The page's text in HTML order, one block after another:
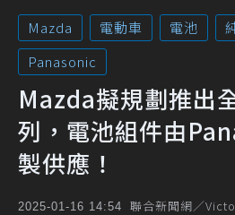
Mazda 電動車 電池
Panasonic
Mazda擬規劃推出
列，電池組件由
製供應！
2025-01-16 14:54 聯合新聞網／